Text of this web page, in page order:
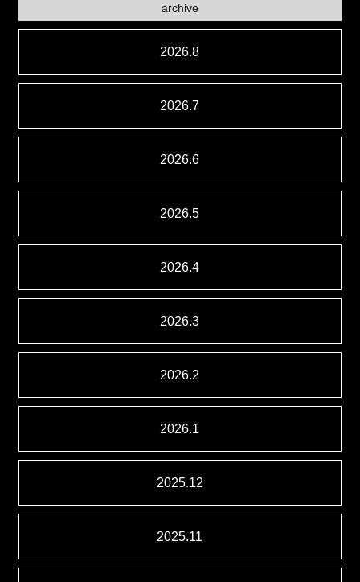
archive
2026.8
2026.7
2026.6
2026.5
2026.4
2026.3
2026.2
2026.1
2025.12
2025.11